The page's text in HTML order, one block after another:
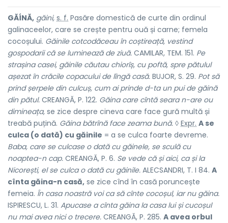
GĂÍNĂ, găini, s. f. Pasăre domestică de curte din ordinul
galinaceelor, care se crește pentru ouă și carne; femela
cocoșului. Găinile cotcodăceau în coștireață, vestind
gospodarii că se luminează de ziuă. CAMILAR, TEM. 151. Pe
strașina casei, găinile căutau chiorîș, cu poftă, spre pătulul
așezat în crăcile copacului de lîngă casă. BUJOR, S. 29. Pot să
prind șerpele din culcuș, cum ai prinde d-ta un pui de găină
din pătul. CREANGĂ, P. 122. Găina care cîntă seara n-are ou
dimineața, se zice despre cineva care face gură multă și
treabă puțină. Găina bătrînă face zeama bună. ◊ Expr. A se
culca (o dată) cu găinile = a se culca foarte devreme.
Baba, care se culcase o dată cu găinele, se sculă cu
noaptea-n cap. CREANGĂ, P. 6. Se vede că și aici, ca și la
Nicorești, el se culca o dată cu găinile. ALECSANDRI, T. I 84. A
cînta găina-n casă, se zice cînd în casă poruncește
femeia. În casa noastră voi ca să cînte cocoșul, iar nu găina.
ISPIRESCU, L. 31. Apucase a cînta găina la casa lui și cucoșul
nu mai avea nici o trecere. CREANGĂ, P. 285. A avea orbul